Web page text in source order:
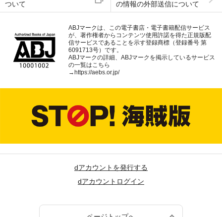
ついて
の情報の外部送信について
ABJマークは、この電子書店・電子書籍配信サービス
が、著作権者からコンテンツ使用許諾を得た正規版配
信サービスであることを示す登録商標（登録番号 第
6091713号）です。
ABJマークの詳細、ABJマークを掲示しているサービス
の一覧はこちら
→ https://aebs.or.jp/
dアカウントを発行する
dアカウントログイン